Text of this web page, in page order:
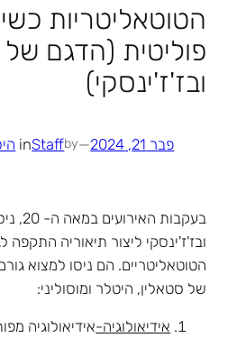
הטוטאליטריות
פוליטית (הדגם של
ובז'ז'ינסקי)
פבר 21, 2024 —
by
Staff
in
ובז'ז'ינסקי ליצור תיאוריה
הטוטאליטריים. הם ניסו למצוא
של סטאלין, היטלר ומוסוליני:
אידיאולוגיה-אידיאולוגיה